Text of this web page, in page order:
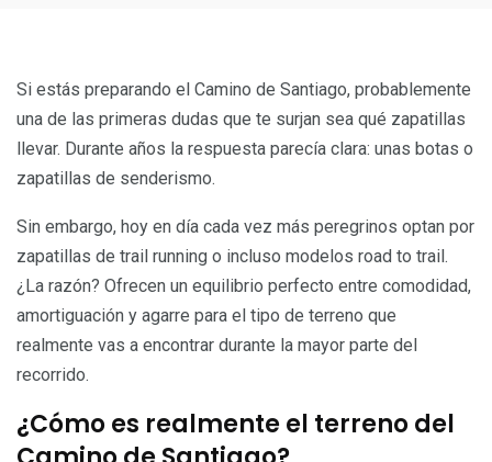
Si estás preparando el Camino de Santiago, probablemente
una de las primeras dudas que te surjan sea qué zapatillas
llevar. Durante años la respuesta parecía clara: unas botas o
zapatillas de senderismo.
Sin embargo, hoy en día cada vez más peregrinos optan por
zapatillas de trail running o incluso modelos road to trail.
¿La razón? Ofrecen un equilibrio perfecto entre comodidad,
amortiguación y agarre para el tipo de terreno que
realmente vas a encontrar durante la mayor parte del
recorrido.
¿Cómo es realmente el terreno del